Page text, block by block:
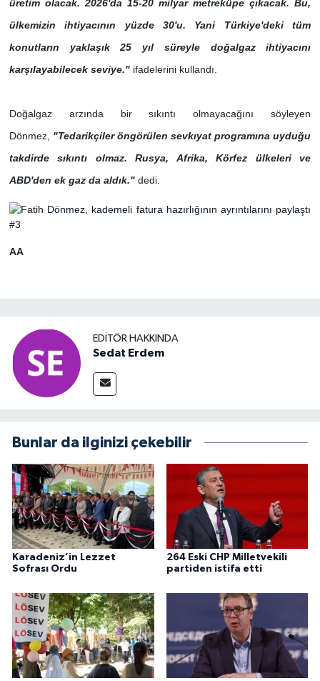
üretim olacak. 2026'da 15-20 milyar metreküpe çıkacak. Bu,
ülkemizin ihtiyacının yüzde 30'u. Yani Türkiye'deki tüm
konutların yaklaşık 25 yıl süreyle doğalgaz ihtiyacını
karşılayabilecek seviye." ifadelerini kullandı.
Doğalgaz arzında bir sıkıntı olmayacağını söyleyen
Dönmez, "Tedarikçiler öngörülen sevkıyat programına uyduğu
takdirde sıkıntı olmaz. Rusya, Afrika, Körfez ülkeleri ve
ABD'den ek gaz da aldık."dedi.
AA
EDITÖR HAKKINDA
Sedat Erdem
Bunlar da ilginizi çekebilir
Karadeniz’in Lezzet
Sofrası Ordu
264 Eski CHP Milletvekili
partiden istifa etti